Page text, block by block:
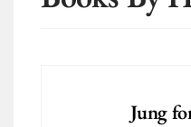
Jung